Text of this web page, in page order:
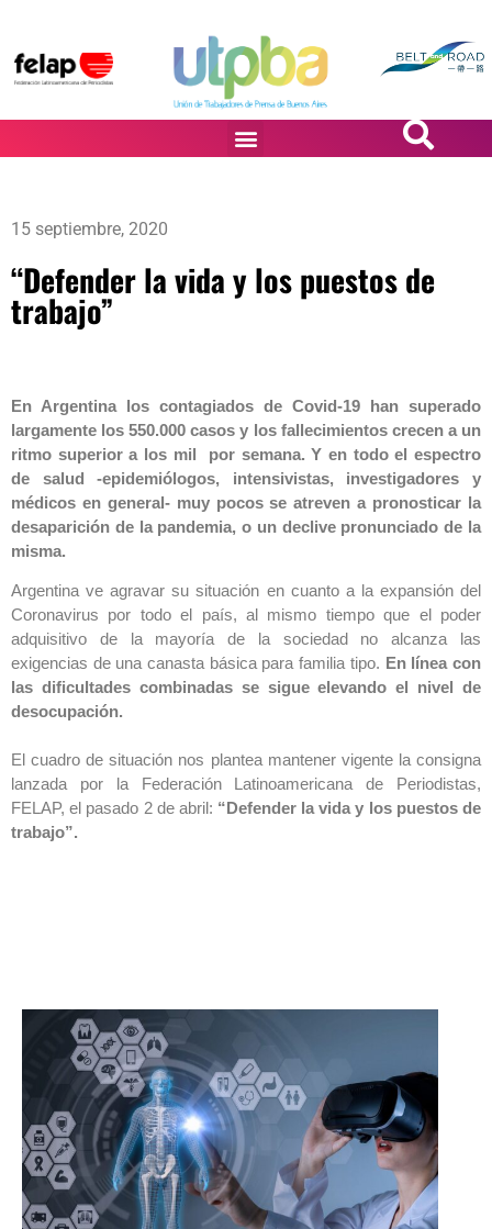
15 septiembre, 2020
“Defender la vida y los puestos de
trabajo”
En Argentina los contagiados de Covid-19 han superado
largamente los 550.000 casos y los fallecimientos crecen a un
ritmo superior a los mil por semana. Y en todo el espectro
de salud -epidemiólogos, intensivistas, investigadores y
médicos en general- muy pocos se atreven a pronosticar la
desaparición de la pandemia, o un declive pronunciado de la
misma.
Argentina ve agravar su situación en cuanto a la expansión del
Coronavirus por todo el país, al mismo tiempo que el poder
adquisitivo de la mayoría de la sociedad no alcanza las
exigencias de una canasta básica para familia tipo. En línea con
las dificultades combinadas se sigue elevando el nivel de
desocupación.
El cuadro de situación nos plantea mantener vigente la consigna
lanzada por la Federación Latinoamericana de Periodistas,
FELAP, el pasado 2 de abril: “Defender la vida y los puestos de
trabajo”.